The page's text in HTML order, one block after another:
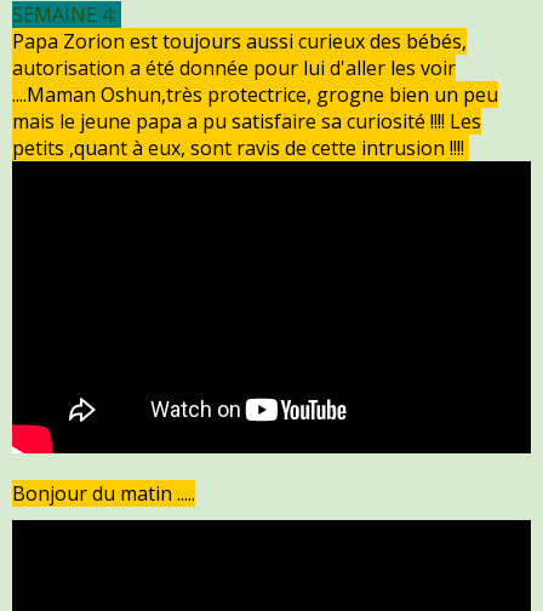
SEMAINE 4:
Papa Zorion est toujours aussi curieux des bébés,
autorisation a été donnée pour lui d'aller les voir
....Maman Oshun,très protectrice, grogne bien un peu
mais le jeune papa a pu satisfaire sa curiosité !!!! Les
petits ,quant à eux, sont ravis de cette intrusion !!!!
Bonjour du matin .....